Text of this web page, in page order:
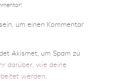
um einen Kommentar
Akismet, um Spam zu
darüber, wie deine
werden